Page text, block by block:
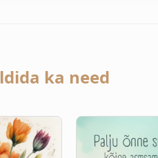
ka need